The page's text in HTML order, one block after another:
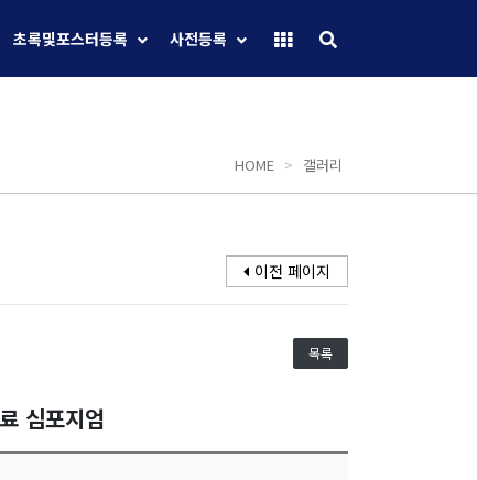
초록및포스터등록 사전등록
HOME > 갤러리
이전 페이지
목록
심포지엄